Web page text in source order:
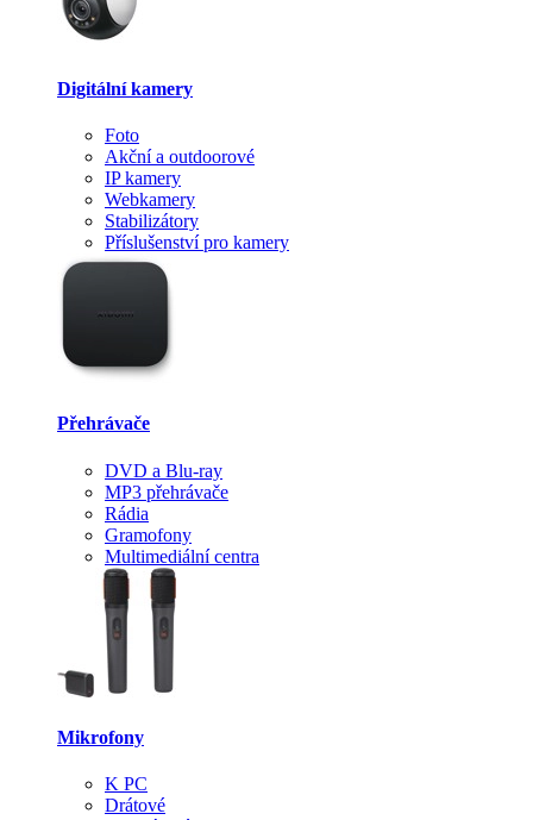
Digitální kamery
Foto
Akční a outdoorové
IP kamery
Webkamery
Stabilizátory
Příslušenství pro kamery
Přehrávače
DVD a Blu-ray
MP3 přehrávače
Rádia
Gramofony
Multimediální centra
Mikrofony
K PC
Drátové